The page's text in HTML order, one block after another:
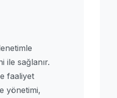
ile sağlanır.
faaliyet
yönetimi,